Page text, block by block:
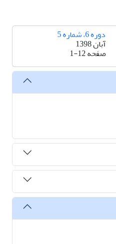
دوره 6، شماره 5
آبان 1398
صفحه1-12